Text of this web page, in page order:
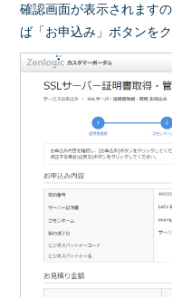
確認画面が表示されます
ば「お申込み」ボタンを